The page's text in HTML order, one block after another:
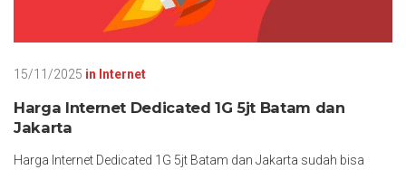
15/11/2025 in Internet
Harga Internet Dedicated 1G 5jt Batam dan
Jakarta
Harga Internet Dedicated 1G 5jt Batam dan Jakarta sudah bisa